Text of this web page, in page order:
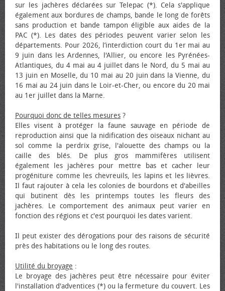
sur les jachères déclarées sur Telepac (*). Cela s'applique
également aux bordures de champs, bande le long de forêts
sans production et bande tampon éligible aux aides de la
PAC (*). Les dates des périodes peuvent varier selon les
départements. Pour 2026, l’interdiction court du 1er mai au
9 juin dans les Ardennes, l'Allier, ou encore les Pyrénées-
Atlantiques, du 4 mai au 4 juillet dans le Nord, du 5 mai au
13 juin en Moselle, du 10 mai au 20 juin dans la Vienne, du
16 mai au 24 juin dans le Loir-et-Cher, ou encore du 20 mai
au 1er juillet dans la Marne.
Pourquoi donc de telles mesures ?
Elles visent à protéger la faune sauvage en période de
reproduction ainsi que la nidification des oiseaux nichant au
sol comme la perdrix grise, l'alouette des champs ou la
caille des blés. De plus gros mammifères utilisent
également les jachères pour mettre bas et cacher leur
progéniture comme les chevreuils, les lapins et les lièvres.
Il faut rajouter à cela les colonies de bourdons et d'abeilles
qui butinent dès les printemps toutes les fleurs des
jachères. Le comportement des animaux peut varier en
fonction des régions et c'est pourquoi les dates varient.
Il peut exister des dérogations pour des raisons de sécurité
près des habitations ou le long des routes.
Utilité du broyage :
Le broyage des jachères peut être nécessaire pour éviter
l'installation d'adventices (*) ou la fermeture du couvert. Les